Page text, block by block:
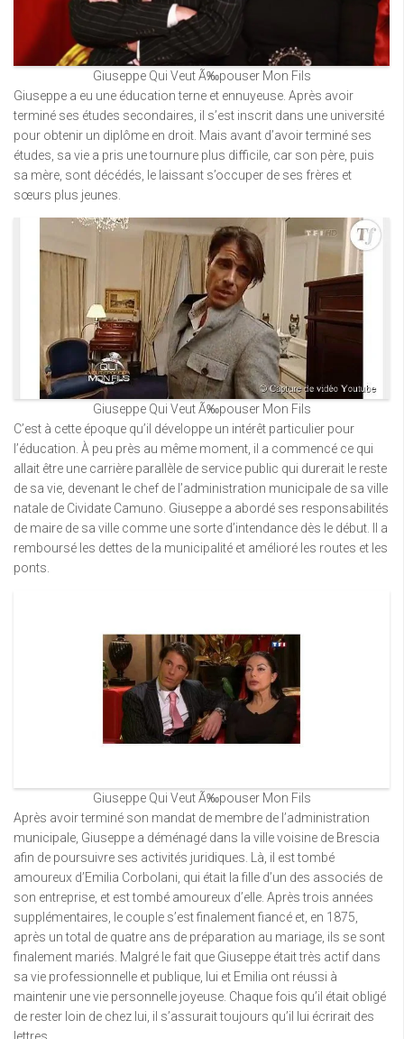
Giuseppe Qui Veut Ã‰pouser Mon Fils
Giuseppe a eu une éducation terne et ennuyeuse. Après avoir
terminé ses études secondaires, il s’est inscrit dans une université
pour obtenir un diplôme en droit. Mais avant d’avoir terminé ses
études, sa vie a pris une tournure plus difficile, car son père, puis
sa mère, sont décédés, le laissant s’occuper de ses frères et
sœurs plus jeunes.
Giuseppe Qui Veut Ã‰pouser Mon Fils
C’est à cette époque qu’il développe un intérêt particulier pour
l’éducation. À peu près au même moment, il a commencé ce qui
allait être une carrière parallèle de service public qui durerait le reste
de sa vie, devenant le chef de l’administration municipale de sa ville
natale de Cividate Camuno. Giuseppe a abordé ses responsabilités
de maire de sa ville comme une sorte d’intendance dès le début. Il a
remboursé les dettes de la municipalité et amélioré les routes et les
ponts.
Giuseppe Qui Veut Ã‰pouser Mon Fils
Après avoir terminé son mandat de membre de l’administration
municipale, Giuseppe a déménagé dans la ville voisine de Brescia
afin de poursuivre ses activités juridiques. Là, il est tombé
amoureux d’Emilia Corbolani, qui était la fille d’un des associés de
son entreprise, et est tombé amoureux d’elle. Après trois années
supplémentaires, le couple s’est finalement fiancé et, en 1875,
après un total de quatre ans de préparation au mariage, ils se sont
finalement mariés. Malgré le fait que Giuseppe était très actif dans
sa vie professionnelle et publique, lui et Emilia ont réussi à
maintenir une vie personnelle joyeuse. Chaque fois qu’il était obligé
de rester loin de chez lui, il s’assurait toujours qu’il lui écrirait des